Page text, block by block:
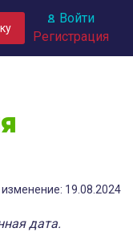
Войти
Регистрация
19.08.2024
дата.